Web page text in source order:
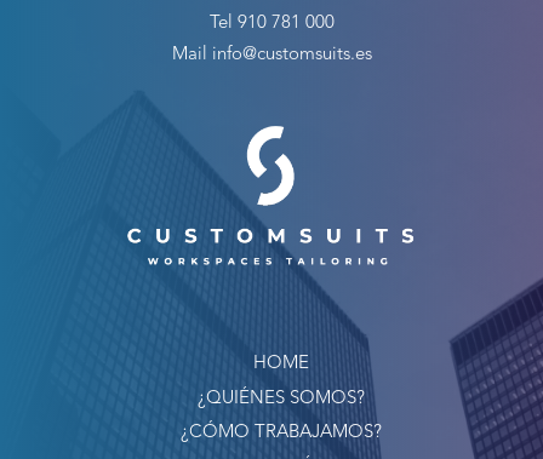
Tel 910 781 000
Mail info@customsuits.es
HOME
¿QUIÉNES SOMOS?
¿CÓMO TRABAJAMOS?